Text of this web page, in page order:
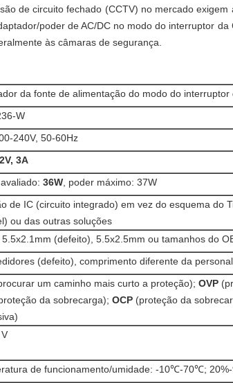
de circuito fechado (CCTV) no mercado
poder de AC/DC no modo do interruptor
às câmaras de segurança.
da fonte de alimentação do modo do interruptor
W
240V, 50-60Hz
3A
36W , poder máximo: 37W
de IC (circuito integrado) em vez do esquema do
ou das outras soluções
(defeito), 5.5x2.5mm ou tamanhos do
(defeito), comprimento diferente da
um caminho mais curto a proteção); OVP
da sobrecarga); OCP (proteção da
de funcionamento/umidade: -10℃-70℃; 20%-